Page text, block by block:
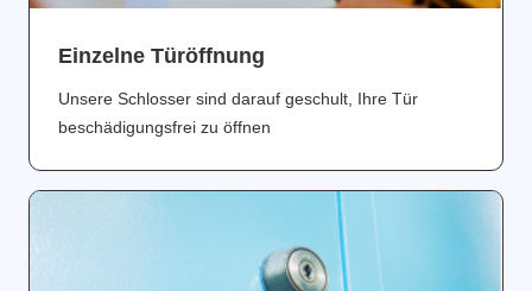
Einzelne Türöffnung
Unsere Schlosser sind darauf geschult, Ihre Tür
beschädigungsfrei zu öffnen